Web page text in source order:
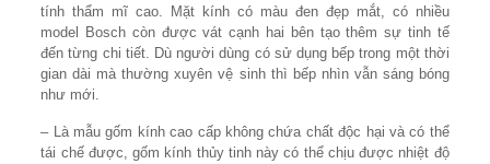
tính thẩm mĩ cao. Mặt kính có màu đen đẹp mắt, có nhiều
model Bosch còn được vát cạnh hai bên tạo thêm sự tinh tế
đến từng chi tiết. Dù người dùng có sử dụng bếp trong một thời
gian dài mà thường xuyên vệ sinh thì bếp nhìn vẫn sáng bóng
như mới.
– Là mẫu gốm kính cao cấp không chứa chất độc hại và có thể
tái chế được, gốm kính thủy tinh này có thể chịu được nhiệt độ